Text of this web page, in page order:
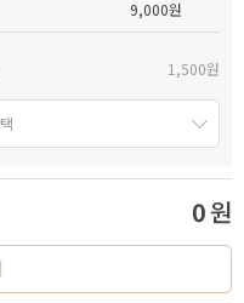
9,000원
1,500원
0원